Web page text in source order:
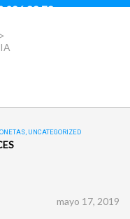
296 88 78
>
UNCATEGORIZED
mayo 17, 2019